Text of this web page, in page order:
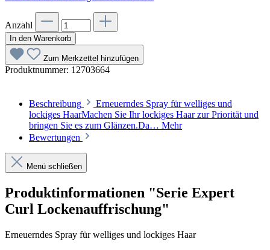
Anzahl
In den Warenkorb
Zum Merkzettel hinzufügen
Produktnummer: 12703664
Beschreibung
Erneuerndes Spray für welliges und
lockiges HaarMachen Sie Ihr lockiges Haar zur Priorität und
bringen Sie es zum Glänzen.Da… Mehr
Bewertungen
Menü schließen
Produktinformationen "Serie Expert
Curl Lockenauffrischung"
Erneuerndes Spray für welliges und lockiges Haar